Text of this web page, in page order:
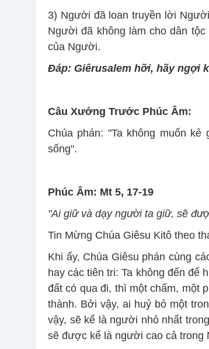
3) Người đã loan truyền lời
Người đã không làm cho dân
của Người.
Ðáp: Giêrusalem hỡi, hãy ngợi
Câu Xướng Trước Phúc Âm:
Chúa phán: "Ta không muốn
sống".
Phúc Âm: Mt 5, 17-19
"Ai giữ và dạy người ta giữ, sẽ
Tin Mừng Chúa Giêsu Kitô theo
Khi ấy, Chúa Giêsu phán cùng
hay các tiên tri: Ta không đến để
đất có qua đi, thì một chấm, một
thành. Bởi vậy, ai huỷ bỏ một
vậy, sẽ kể là người nhỏ nhất
sẽ được kể là người cao cả trong